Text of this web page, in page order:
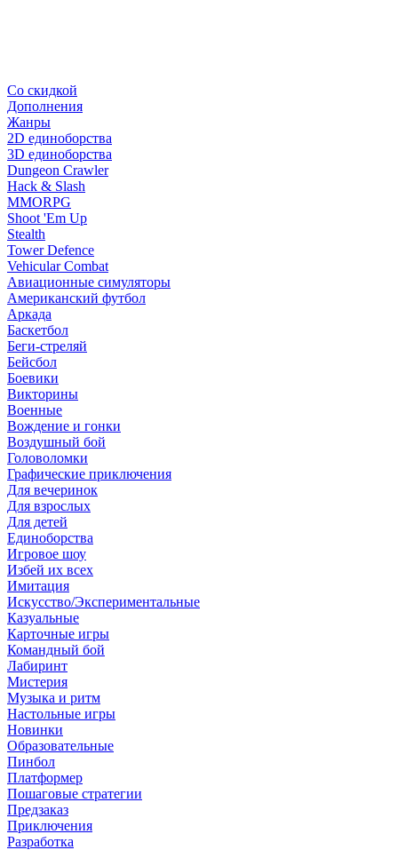
Со скидкой
Дополнения
Жанры
2D единоборства
3D единоборства
Dungeon Crawler
Hack & Slash
MMORPG
Shoot 'Em Up
Stealth
Tower Defence
Vehicular Combat
Авиационные симуляторы
Американский футбол
Аркада
Баскетбол
Беги-стреляй
Бейсбол
Боевики
Викторины
Военные
Вождение и гонки
Воздушный бой
Головоломки
Графические приключения
Для вечеринок
Для взрослых
Для детей
Единоборства
Игровое шоу
Избей их всех
Имитация
Искусство/Экспериментальные
Казуальные
Карточные игры
Командный бой
Лабиринт
Мистерия
Музыка и ритм
Настольные игры
Новинки
Образовательные
Пинбол
Платформер
Пошаговые стратегии
Предзаказ
Приключения
Разработка